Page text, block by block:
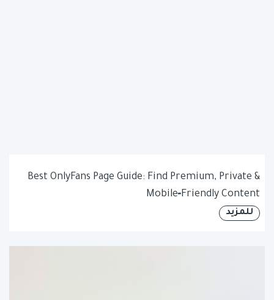
Best OnlyFans Page Guide: Find Premium, Private &
Mobile‑Friendly Content
للمزيد